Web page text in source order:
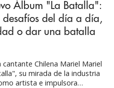
Álbum "La Batalla":
desafíos del día a día,
o dar una batalla
Chilena Mariel Mariel
su mirada de la industria
artista e impulsora